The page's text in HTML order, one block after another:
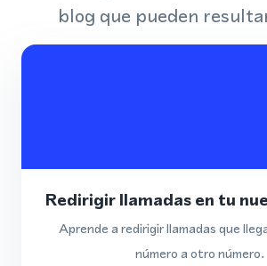
blog que pueden
Redirigir llamadas en tu
Aprende a redirigir llamadas que
número a otro número.